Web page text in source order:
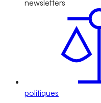
newsletters
politiques